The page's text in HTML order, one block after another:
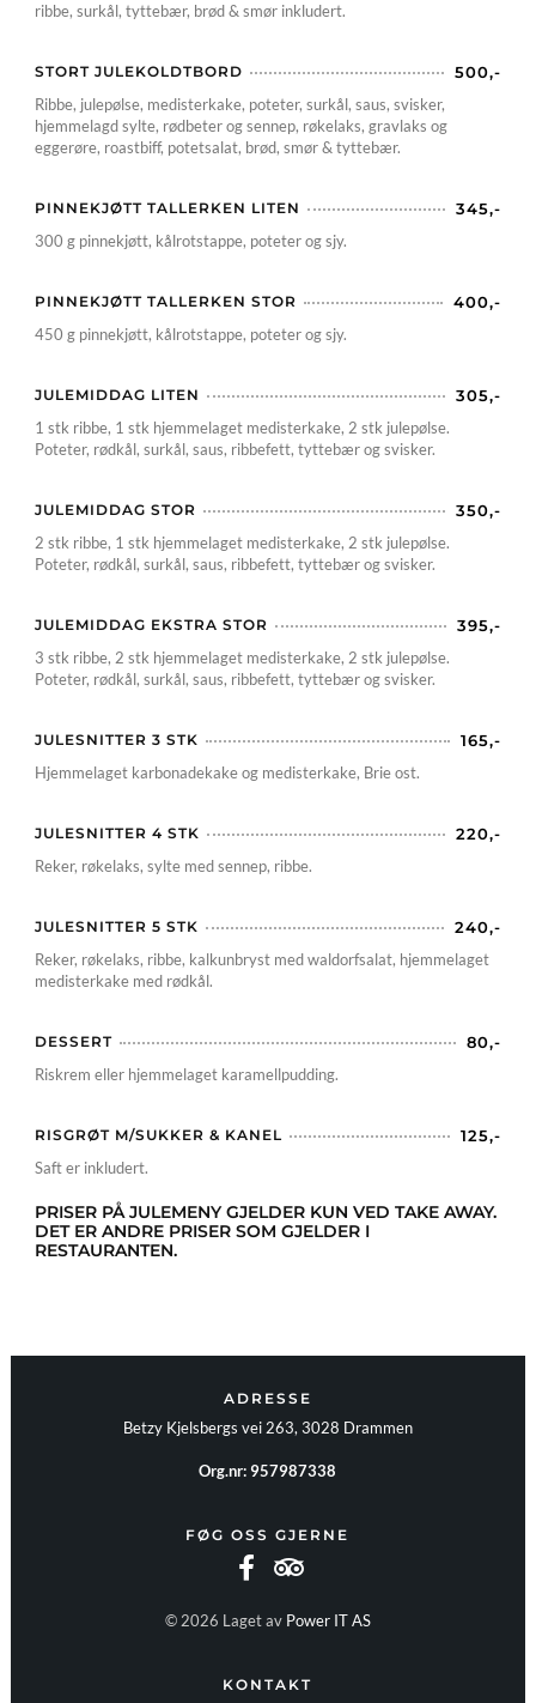
ribbe, surkål, tyttebær, brød & smør inkludert.
STORT JULEKOLDTBORD
500,-
Ribbe, julepølse, medisterkake, poteter, surkål, saus, svisker,
hjemmelagd sylte, rødbeter og sennep, røkelaks, gravlaks og
eggerøre, roastbiff, potetsalat, brød, smør & tyttebær.
PINNEKJØTT TALLERKEN LITEN
345,-
300 g pinnekjøtt, kålrotstappe, poteter og sjy.
PINNEKJØTT TALLERKEN STOR
400,-
450 g pinnekjøtt, kålrotstappe, poteter og sjy.
JULEMIDDAG LITEN
305,-
1 stk ribbe, 1 stk hjemmelaget medisterkake, 2 stk julepølse.
Poteter, rødkål, surkål, saus, ribbefett, tyttebær og svisker.
JULEMIDDAG STOR
350,-
2 stk ribbe, 1 stk hjemmelaget medisterkake, 2 stk julepølse.
Poteter, rødkål, surkål, saus, ribbefett, tyttebær og svisker.
JULEMIDDAG EKSTRA STOR
395,-
3 stk ribbe, 2 stk hjemmelaget medisterkake, 2 stk julepølse.
Poteter, rødkål, surkål, saus, ribbefett, tyttebær og svisker.
JULESNITTER 3 STK
165,-
Hjemmelaget karbonadekake og medisterkake, Brie ost.
JULESNITTER 4 STK
220,-
Reker, røkelaks, sylte med sennep, ribbe.
JULESNITTER 5 STK
240,-
Reker, røkelaks, ribbe, kalkunbryst med waldorfsalat, hjemmelaget
medisterkake med rødkål.
DESSERT
80,-
Riskrem eller hjemmelaget karamellpudding.
RISGRØT M/SUKKER & KANEL
125,-
Saft er inkludert.
PRISER PÅ JULEMENY GJELDER KUN VED TAKE AWAY.
DET ER ANDRE PRISER SOM GJELDER I
RESTAURANTEN.
ADRESSE
Betzy Kjelsbergs vei 263, 3028 Drammen
Org.nr: 957987338
FØG OSS GJERNE
© 2026 Laget av Power IT AS
KONTAKT